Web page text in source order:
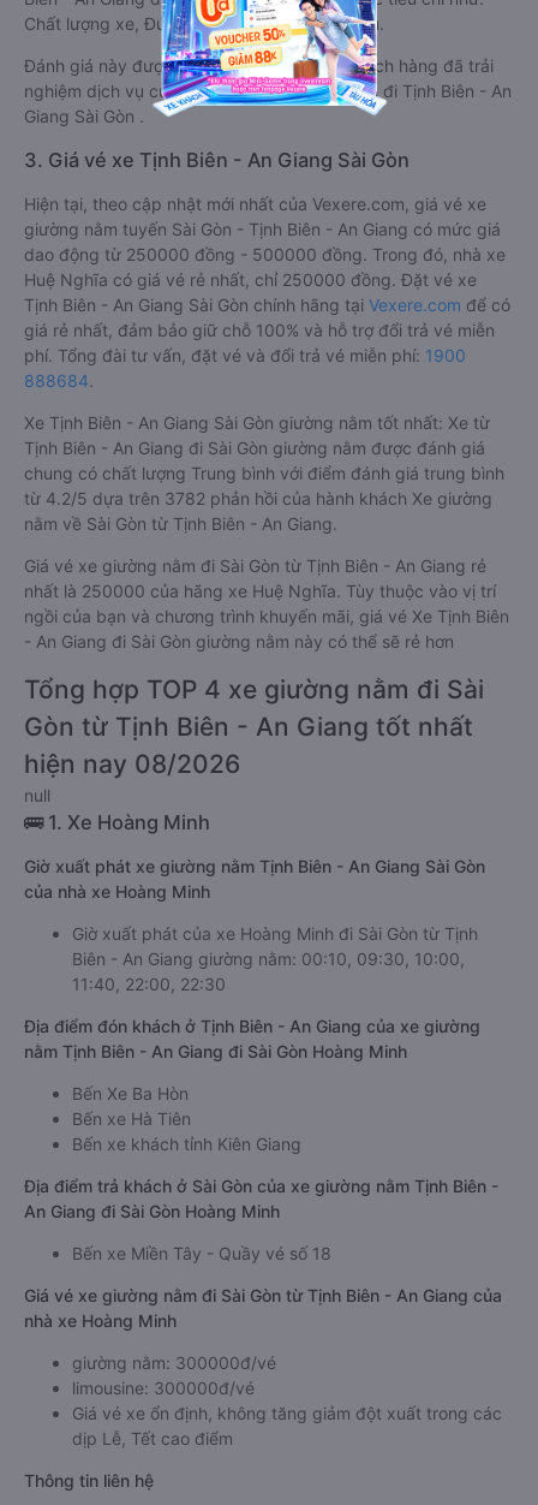
Chất lượng xe, Đúng giờ, Chất lượng phục vụ.
Đánh giá này được viết trực tiếp bởi các khách hàng đã trải
nghiệm dịch vụ của các hãng xe giường nằm đi Tịnh Biên - An
Giang Sài Gòn .
3. Giá vé xe Tịnh Biên - An Giang Sài Gòn
Hiện tại, theo cập nhật mới nhất của Vexere.com, giá vé xe
giường nằm tuyến Sài Gòn - Tịnh Biên - An Giang có mức giá
dao động từ 250000 đồng - 500000 đồng. Trong đó, nhà xe
Huệ Nghĩa có giá vé rẻ nhất, chỉ 250000 đồng. Đặt vé xe
Tịnh Biên - An Giang Sài Gòn chính hãng tại Vexere.com để có
giá rẻ nhất, đảm bảo giữ chỗ 100% và hỗ trợ đổi trả vé miễn
phí. Tổng đài tư vấn, đặt vé và đổi trả vé miễn phí: 1900
888684.
Xe Tịnh Biên - An Giang Sài Gòn giường nằm tốt nhất: Xe từ
Tịnh Biên - An Giang đi Sài Gòn giường nằm được đánh giá
chung có chất lượng Trung bình với điểm đánh giá trung bình
từ 4.2/5 dựa trên 3782 phản hồi của hành khách Xe giường
nằm về Sài Gòn từ Tịnh Biên - An Giang.
Giá vé xe giường nằm đi Sài Gòn từ Tịnh Biên - An Giang rẻ
nhất là 250000 của hãng xe Huệ Nghĩa. Tùy thuộc vào vị trí
ngồi của bạn và chương trình khuyến mãi, giá vé Xe Tịnh Biên
- An Giang đi Sài Gòn giường nằm này có thể sẽ rẻ hơn
Tổng hợp TOP 4 xe giường nằm đi Sài
Gòn từ Tịnh Biên - An Giang tốt nhất
hiện nay 08/2026
null
🚌 1. Xe Hoàng Minh
Giờ xuất phát xe giường nằm Tịnh Biên - An Giang Sài Gòn
của nhà xe Hoàng Minh
Giờ xuất phát của xe Hoàng Minh đi Sài Gòn từ Tịnh
Biên - An Giang giường nằm: 00:10, 09:30, 10:00,
11:40, 22:00, 22:30
Địa điểm đón khách ở Tịnh Biên - An Giang của xe giường
nằm Tịnh Biên - An Giang đi Sài Gòn Hoàng Minh
Bến Xe Ba Hòn
Bến xe Hà Tiên
Bến xe khách tỉnh Kiên Giang
Địa điểm trả khách ở Sài Gòn của xe giường nằm Tịnh Biên -
An Giang đi Sài Gòn Hoàng Minh
Bến xe Miền Tây - Quầy vé số 18
Giá vé xe giường nằm đi Sài Gòn từ Tịnh Biên - An Giang của
nhà xe Hoàng Minh
giường nằm: 300000đ/vé
limousine: 300000đ/vé
Giá vé xe ổn định, không tăng giảm đột xuất trong các
dịp Lễ, Tết cao điểm
Thông tin liên hệ